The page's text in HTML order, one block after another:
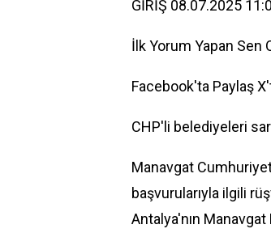
GİRİŞ 08.07.2025
İlk Yorum Yapan Sen
Facebook'ta Paylaş
CHP'li belediyeleri
Manavgat Cumhuriyet
başvurularıyla ilgili
Antalya'nın